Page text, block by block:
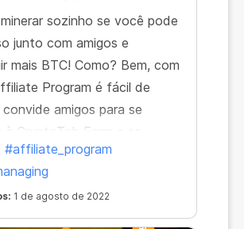
sozinho se você pode
junto com amigos e
mais BTC! Como? Bem, com
Program é fácil de
amigos para se
à CryptoTab Farm e se
seus indicados para receber
igual a 15% de sua
enquanto eles recebem um
especial!
#affiliate_program
1 de agosto de 2022